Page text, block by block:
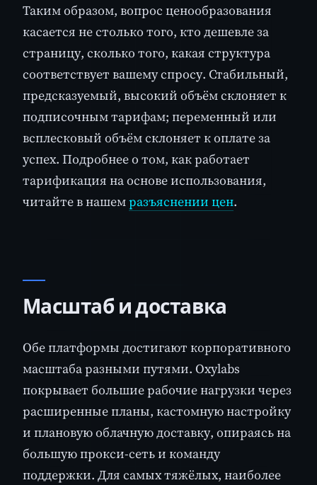
Таким образом, вопрос ценообразования
касается не столько того, кто дешевле за
страницу, сколько того, какая структура
соответствует вашему спросу. Стабильный,
предсказуемый, высокий объём склоняет к
подписочным тарифам; переменный или
всплесковый объём склоняет к оплате за
успех. Подробнее о том, как работает
тарификация на основе использования,
читайте в нашемразъяснении цен.
Масштаб и доставка
Обе платформы достигают корпоративного
масштаба разными путями. Oxylabs
покрывает большие рабочие нагрузки через
расширенные планы, кастомную настройку
и плановую облачную доставку, опираясь на
большую прокси-сеть и команду
поддержки. Для самых тяжёлых, наиболее